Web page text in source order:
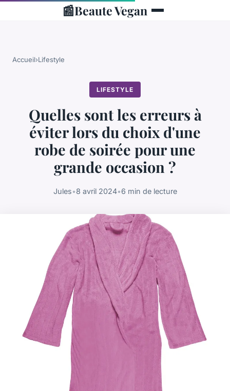
📰Beaute Vegan
Accueil›Lifestyle
LIFESTYLE
Quelles sont les erreurs à
éviter lors du choix d'une
robe de soirée pour une
grande occasion ?
Jules•8 avril 2024•6 min de lecture